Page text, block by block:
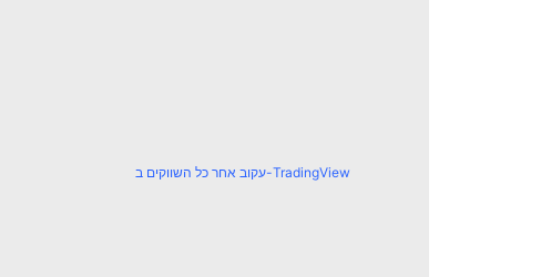
עקוב אחר כל השווקים ב-TradingView